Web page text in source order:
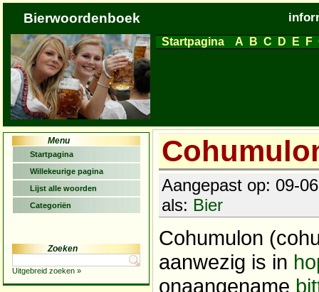
Bierwoordenboek
Startpagina A B C D E F
Menu
Startpagina
Willekeurige pagina
Lijst alle woorden
Categoriën
Zoeken
Uitgebreid zoeken »
Aangepast op: 09-
als: Bier
Cohumulon
aanwezig is in
onaangename